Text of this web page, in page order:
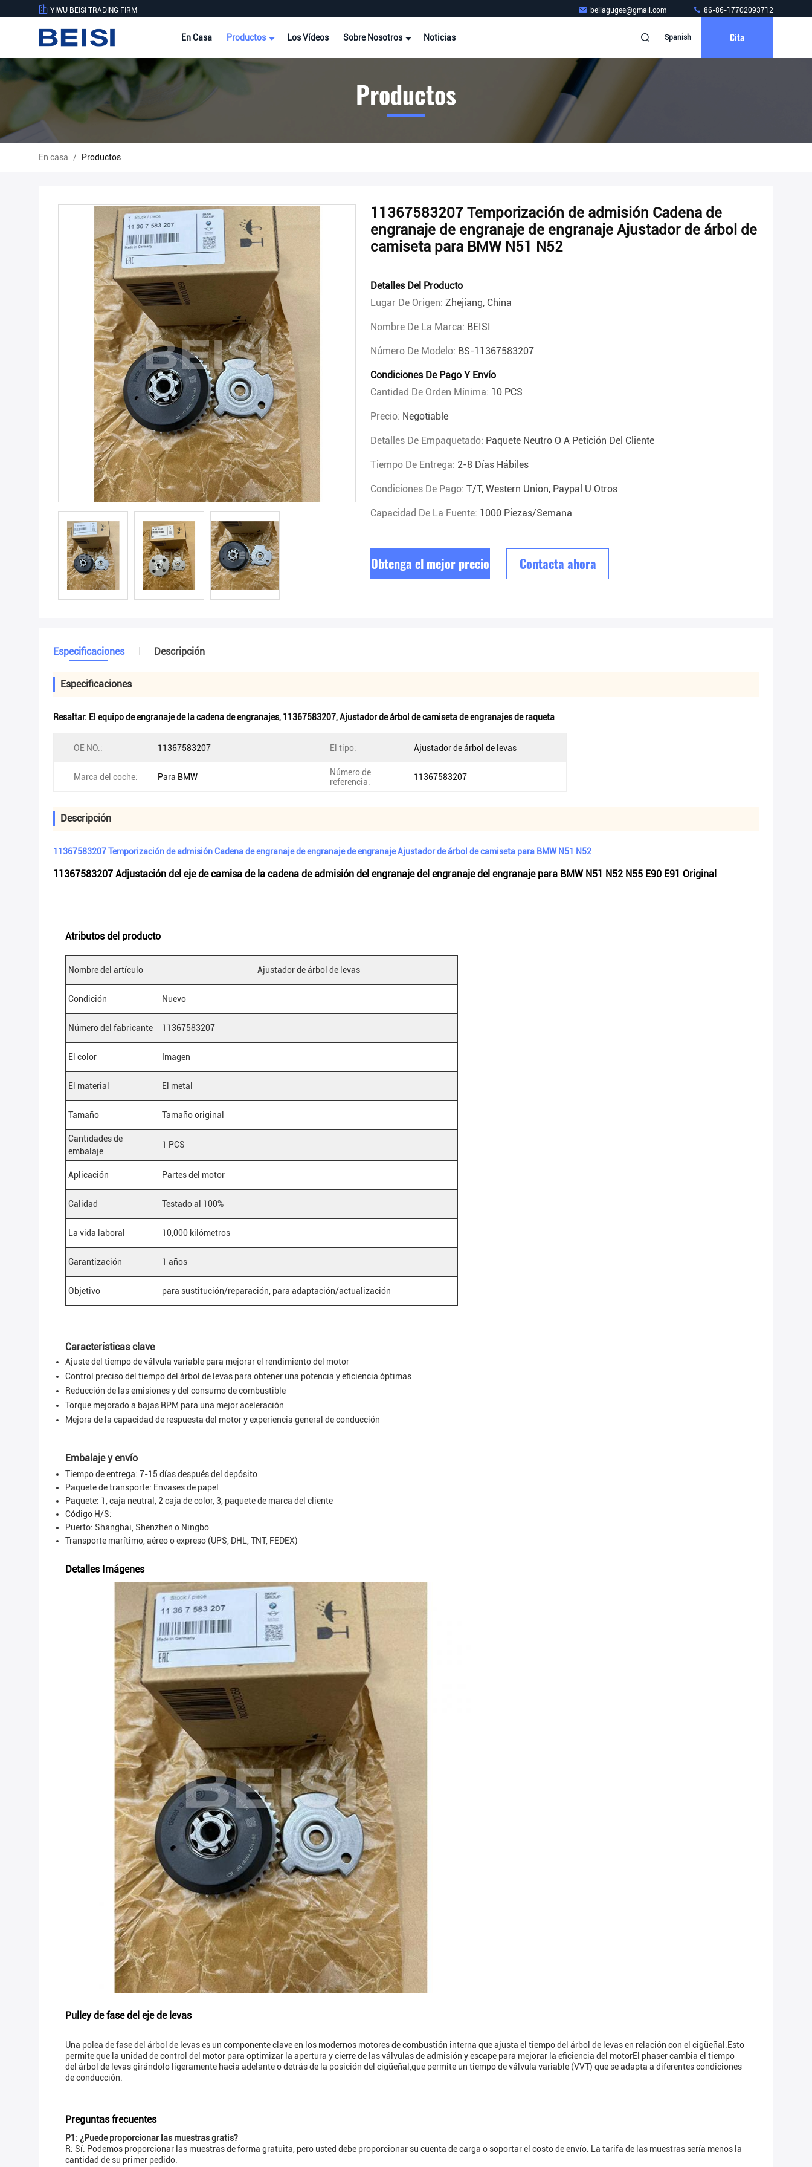
YIWU BEISI TRADING FIRM bellagugee@gmail.com 86-86-17702093712
En Casa Productos Los Vídeos Sobre Nosotros Noticias Spanish Cita
Productos
En casa / Productos
11367583207 Temporización de admisión Cadena de
engranaje de engranaje de engranaje Ajustador de árbol de
camiseta para BMW N51 N52
Detalles Del Producto
Lugar De Origen: Zhejiang, China
Nombre De La Marca: BEISI
Número De Modelo: BS-11367583207
Condiciones De Pago Y Envío
Cantidad De Orden Mínima: 10 PCS
Precio: Negotiable
Detalles De Empaquetado: Paquete Neutro O A Petición Del Cliente
Tiempo De Entrega: 2-8 Días Hábiles
Condiciones De Pago: T/T, Western Union, Paypal U Otros
Capacidad De La Fuente: 1000 Piezas/semana
Obtenga el mejor precio Contacta ahora
Especificaciones Descripción
Especificaciones
Resaltar: El equipo de engranaje de la cadena de engranajes, 11367583207,Ajustador de árbol de camiseta de engranajes de raqueta
OE NO.: 11367583207 El tipo: Ajustador de árbol de levas
Marca del coche: Para BMW
Número de
referencia:
11367583207
Descripción
11367583207 Temporización de admisión Cadena de engranaje de engranaje de engranaje Ajustador de árbol de camiseta para BMW N51 N52
11367583207 Adjustación del eje de camisa de la cadena de admisión del engranaje del engranaje del engranaje para BMW N51 N52 N55 E90 E91 Original
Atributos del producto
Nombre del artículo Ajustador de árbol de levas
Condición Nuevo
Número del fabricante 11367583207
El color Imagen
El material El metal
Tamaño Tamaño original
Cantidades de
embalaje
1 PCS
Aplicación Partes del motor
Calidad Testado al 100%
La vida laboral 10,000 kilómetros
Garantización 1 años
Objetivo para sustitución/reparación, para adaptación/actualización
Características clave
Ajuste del tiempo de válvula variable para mejorar el rendimiento del motor
Control preciso del tiempo del árbol de levas para obtener una potencia y eficiencia óptimas
Reducción de las emisiones y del consumo de combustible
Torque mejorado a bajas RPM para una mejor aceleración
Mejora de la capacidad de respuesta del motor y experiencia general de conducción
Embalaje y envío
Tiempo de entrega: 7-15 días después del depósito
Paquete de transporte: Envases de papel
Paquete: 1, caja neutral, 2 caja de color, 3, paquete de marca del cliente
Código H/S:
Puerto: Shanghai, Shenzhen o Ningbo
Transporte marítimo, aéreo o expreso (UPS, DHL, TNT, FEDEX)
Detalles Imágenes
Pulley de fase del eje de levas
Una polea de fase del árbol de levas es un componente clave en los modernos motores de combustión interna que ajusta el tiempo del árbol de levas en relación con el cigüeñal.Esto
permite que la unidad de control del motor para optimizar la apertura y cierre de las válvulas de admisión y escape para mejorar la eficiencia del motorEl phaser cambia el tiempo
del árbol de levas girándolo ligeramente hacia adelante o detrás de la posición del cigüeñal,que permite un tiempo de válvula variable (VVT) que se adapta a diferentes condiciones
de conducción.
Preguntas frecuentes
P1: ¿Puede proporcionar las muestras gratis?
R: Sí. Podemos proporcionar las muestras de forma gratuita, pero usted debe proporcionar su cuenta de carga o soportar el costo de envío. La tarifa de las muestras sería menos la
cantidad de su primer pedido.